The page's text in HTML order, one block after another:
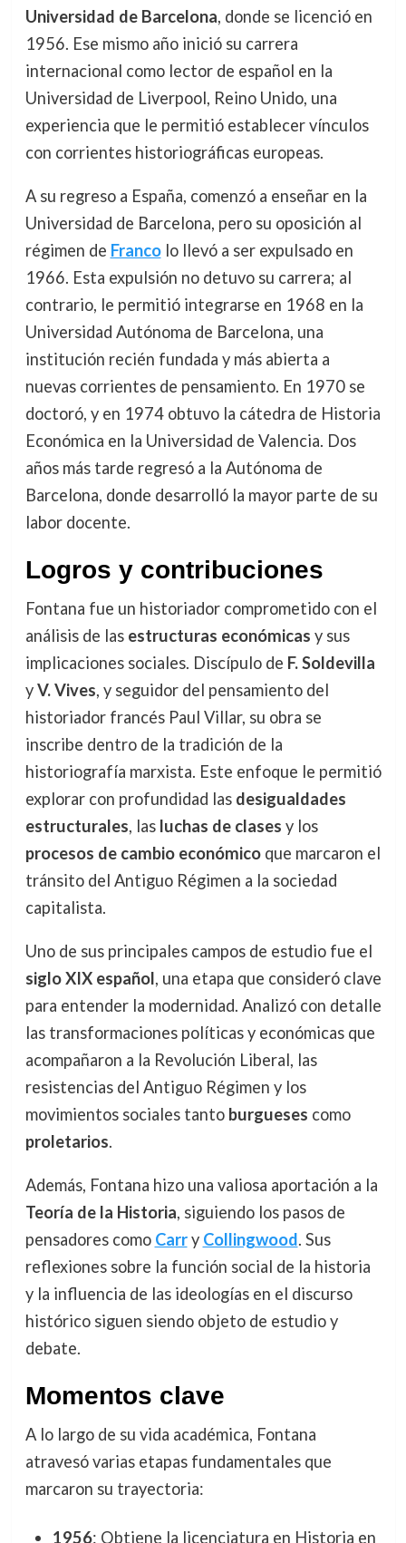
Universidad de Barcelona, donde se licenció en
1956. Ese mismo año inició su carrera
internacional como lector de español en la
Universidad de Liverpool, Reino Unido, una
experiencia que le permitió establecer vínculos
con corrientes historiográficas europeas.
A su regreso a España, comenzó a enseñar en la
Universidad de Barcelona, pero su oposición al
régimen de Francolo llevó a ser expulsado en
1966. Esta expulsión no detuvo su carrera; al
contrario, le permitió integrarse en 1968 en la
Universidad Autónoma de Barcelona, una
institución recién fundada y más abierta a
nuevas corrientes de pensamiento. En 1970 se
doctoró, y en 1974 obtuvo la cátedra de Historia
Económica en la Universidad de Valencia. Dos
años más tarde regresó a la Autónoma de
Barcelona, donde desarrolló la mayor parte de su
labor docente.
Logros y contribuciones
Fontana fue un historiador comprometido con el
análisis de las estructuras económicas y sus
implicaciones sociales. Discípulo de F. Soldevilla
yV. Vives, y seguidor del pensamiento del
historiador francés Paul Villar, su obra se
inscribe dentro de la tradición de la
historiografía marxista. Este enfoque le permitió
explorar con profundidad las desigualdades
estructurales, las luchas de clases y los
procesos de cambio económicoque marcaron el
tránsito del Antiguo Régimen a la sociedad
capitalista.
Uno de sus principales campos de estudio fue el
siglo XIX español, una etapa que consideró clave
para entender la modernidad. Analizó con detalle
las transformaciones políticas y económicas que
acompañaron a la Revolución Liberal, las
resistencias del Antiguo Régimen y los
movimientos sociales tanto burgueses como
proletarios.
Además, Fontana hizo una valiosa aportación a la
Teoría de la Historia, siguiendo los pasos de
pensadores como Carry Collingwood. Sus
reflexiones sobre la función social de la historia
y la influencia de las ideologías en el discurso
histórico siguen siendo objeto de estudio y
debate.
Momentos clave
A lo largo de su vida académica, Fontana
atravesó varias etapas fundamentales que
marcaron su trayectoria:
1956: Obtiene la licenciatura en Historia en